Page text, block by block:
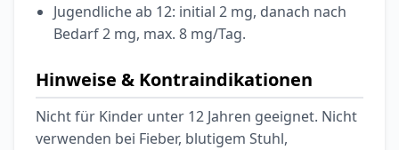
Jugendliche ab 12: initial 2 mg, danach nach
Bedarf 2 mg, max. 8 mg/Tag.
Hinweise & Kontraindikationen
Nicht für Kinder unter 12 Jahren geeignet. Nicht
verwenden bei Fieber, blutigem Stuhl,